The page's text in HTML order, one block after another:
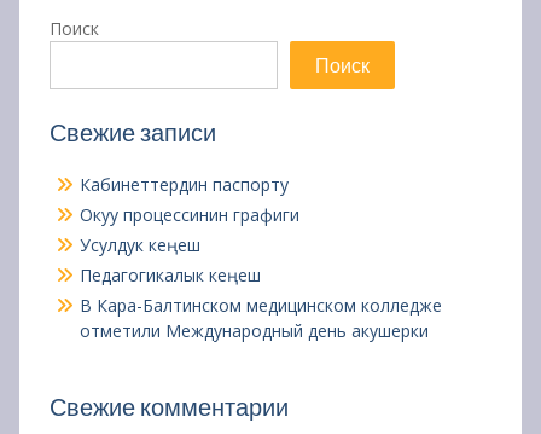
Поиск
Поиск
Свежие записи
Кабинеттердин паспорту
Окуу процессинин графиги
Усулдук кеңеш
Педагогикалык кеңеш
В Кара-Балтинском медицинском колледже
отметили Международный день акушерки
Свежие комментарии